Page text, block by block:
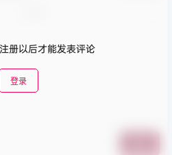
册以后才能发表评论
登录